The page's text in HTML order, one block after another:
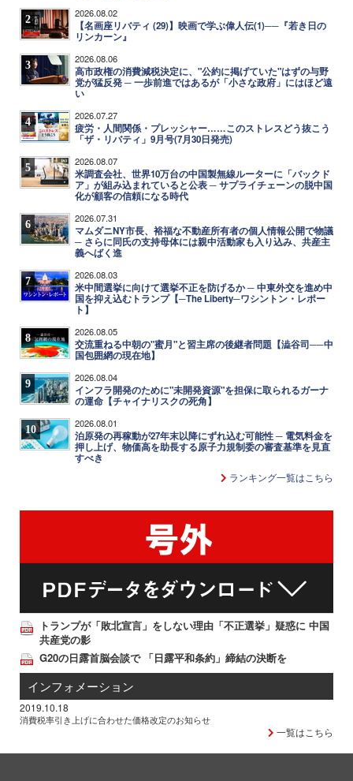
2 2026.08.02
【名画座リバティ (29)】映画で学ぶ偉人伝(1)──『若き日の
リンカーン』
3 2026.08.06
高市政権の消費減税決定に、"公約に掲げていた"はずの与野
党が猛反発 ─ 一歩前進ではあるが「小さな政府」にはほど遠
い
4 2026.07.27
疲労・人間関係・プレッシャー……このストレスどう抜こう
「ザ・リバティ」9月号(7月30日発売)
5 2026.08.07
米調査会社、世界10万台の中国製無線ルーターに「バックド
ア」が組み込まれていると公表 ─ サプライチェーンの脱中国
化が顧客の信頼になる時代
6 2026.07.31
マムダニNY市長、裕福な不動産所有者の個人情報公開で物議
─ さらに同氏の支持母体には親中活動家も入り込み、共産主
義へばく進
7 2026.08.03
米中間選挙に向けて選挙不正を防げるか ─ 中東外交を進め中
国を抑え込むトランプ【─The Liberty─ワシントン・レポー
ト】
8 2026.08.05
交流重ねる中朝の"蜜月"と習主席の後継者問題【澁谷司──中
国包囲網の現在地】
9 2026.08.04
インフラ開発のために"未開発資源"を担保に取られるガーナ
の運命【チャイナリスクの死角】
10 2026.08.01
泊原発の再稼動が27年末以降にずれ込む可能性 ─ 電気料金を
押し上げ、物価高を助長する原子力規制委の審査基準を見直
すべき
ランキング一覧はこちら
トランプが「敗北宣言」をしない理由「不正選挙」疑惑に 中国
共産党の影
G20の日露首脳会談で 「日露平和条約」締結の決断を
インフォメーション
2019.10.18
消費税率引き上げに合わせた価格改定のお知らせ
一覧はこちら